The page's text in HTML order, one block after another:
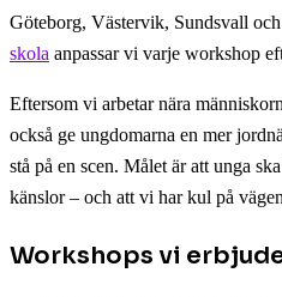
Göteborg, Västervik, Sundsvall
skola anpassar vi varje workshop
Eftersom vi arbetar nära
också ge ungdomarna en mer
stå på en scen. Målet är att unga
känslor – och att vi har kul på
Workshops vi